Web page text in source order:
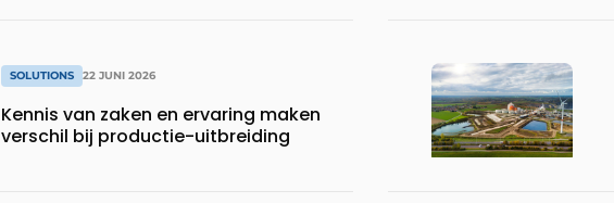
SOLUTIONS 22 JUNI 2026
Kennis van zaken en ervaring maken
verschil bij productie-uitbreiding